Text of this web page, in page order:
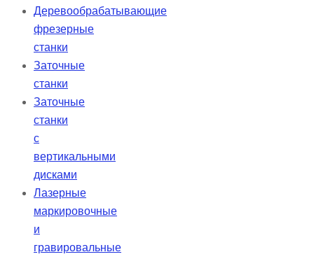
Деревообрабатывающие
фрезерные
станки
Заточные
станки
Заточные
станки
с
вертикальными
дисками
Лазерные
маркировочные
и
гравировальные